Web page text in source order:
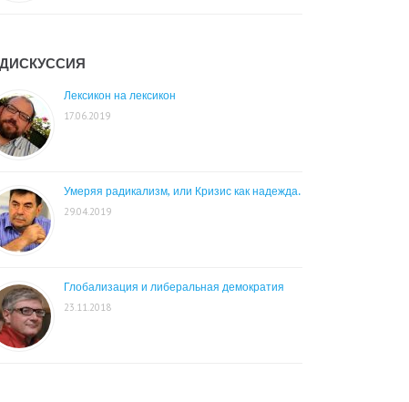
ДИСКУССИЯ
Лексикон на лексикон
17.06.2019
Умеряя радикализм, или Кризис как надежда.
29.04.2019
Глобализация и либеральная демократия
23.11.2018